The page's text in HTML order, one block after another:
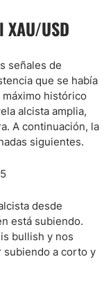
USD
señales de
que se había
histórico
alcista amplia,
A continuación, la
siguientes.
desde
está subiendo.
bullish y nos
subiendo a corto y